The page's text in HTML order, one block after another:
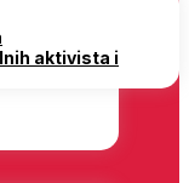
aktivista i